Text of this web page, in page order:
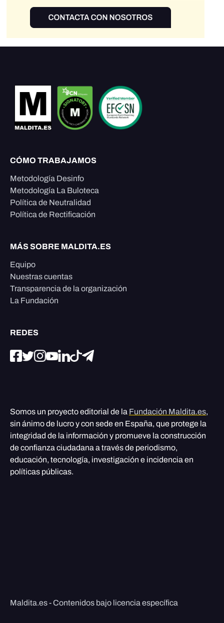
CÓMO TRABAJAMOS
Metodología Desinfo
Metodología La Buloteca
Política de Neutralidad
Política de Rectificación
MÁS SOBRE MALDITA.ES
Equipo
Nuestras cuentas
Transparencia de la organización
La Fundación
REDES
Somos un proyecto editorial de la Fundación Maldita.es,
sin ánimo de lucro y con sede en España, que protege la
integridad de la información y promueve la construcción
de confianza ciudadana a través de periodismo,
educación, tecnología, investigación e incidencia en
políticas públicas.
Maldita.es - Contenidos bajo licencia específica